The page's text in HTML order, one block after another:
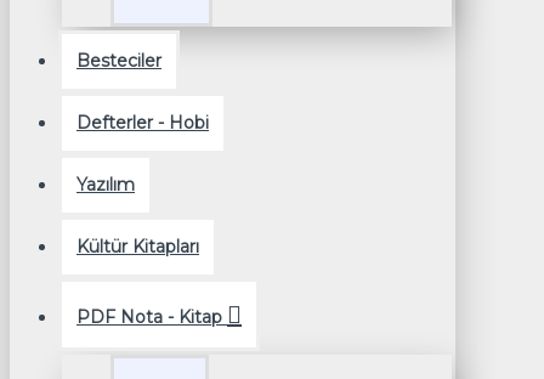
Besteciler
Defterler - Hobi
Yazılım
Kültür Kitapları
PDF Nota - Kitap